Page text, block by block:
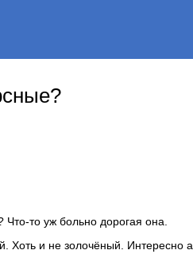
то уж больно дорогая она.
Хоть и не золочёный. Интересно а